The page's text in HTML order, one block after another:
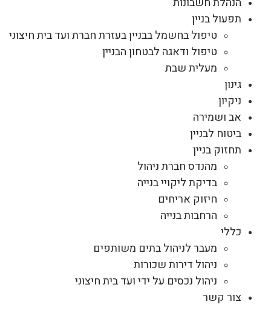
תפעול בניין
טיפול בחשמל בבניין בעזרת חברת ועד בית חיצוני
טיפול ודאגה לבטחון הבניין
מעלית שבת
גינון
ניקיון
אב ושמירה
ביטוח לבניין
תחזוק בניין
מהנדס חברת ניהול
בדיקת ליקויי בנייה
חיזוק אריחים
הרחבות בנייה
כללי
מעבר לניהול בתים משותפים
ניהול דירות שכורות
ניהול נכסים על ידי ועד בית חיצוני
צור קשר